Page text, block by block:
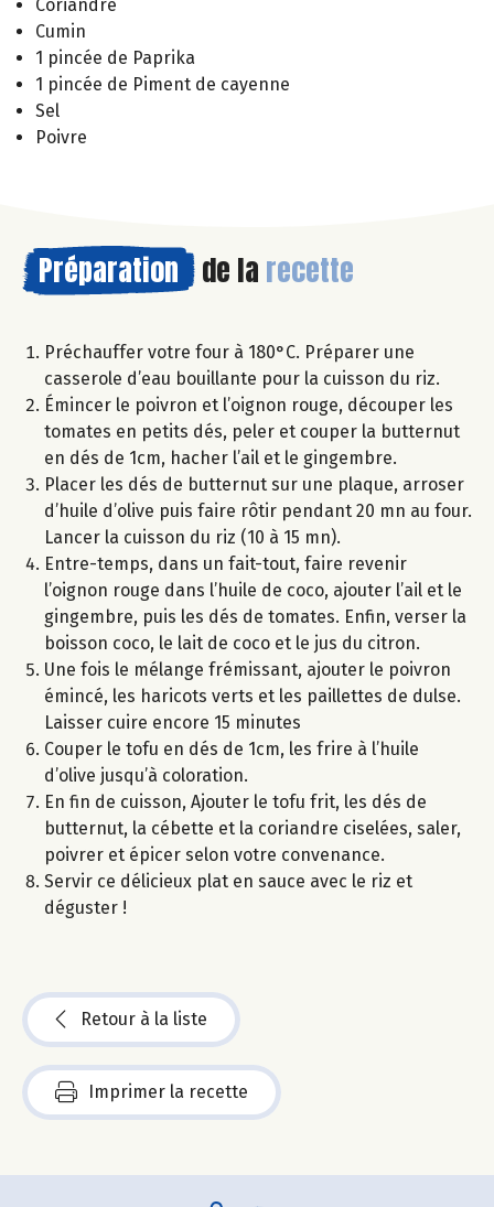
Coriandre
Cumin
1 pincée de Paprika
1 pincée de Piment de cayenne
Sel
Poivre
Préparation de la recette
Préchauffer votre four à 180°C. Préparer une
casserole d’eau bouillante pour la cuisson du riz.
Émincer le poivron et l’oignon rouge, découper les
tomates en petits dés, peler et couper la butternut
en dés de 1cm, hacher l’ail et le gingembre.
Placer les dés de butternut sur une plaque, arroser
d’huile d’olive puis faire rôtir pendant 20 mn au four.
Lancer la cuisson du riz (10 à 15 mn).
Entre-temps, dans un fait-tout, faire revenir
l’oignon rouge dans l’huile de coco, ajouter l’ail et le
gingembre, puis les dés de tomates. Enfin, verser la
boisson coco, le lait de coco et le jus du citron.
Une fois le mélange frémissant, ajouter le poivron
émincé, les haricots verts et les paillettes de dulse.
Laisser cuire encore 15 minutes
Couper le tofu en dés de 1cm, les frire à l’huile
d’olive jusqu’à coloration.
En fin de cuisson, Ajouter le tofu frit, les dés de
butternut, la cébette et la coriandre ciselées, saler,
poivrer et épicer selon votre convenance.
Servir ce délicieux plat en sauce avec le riz et
déguster !
Retour à la liste
Imprimer la recette